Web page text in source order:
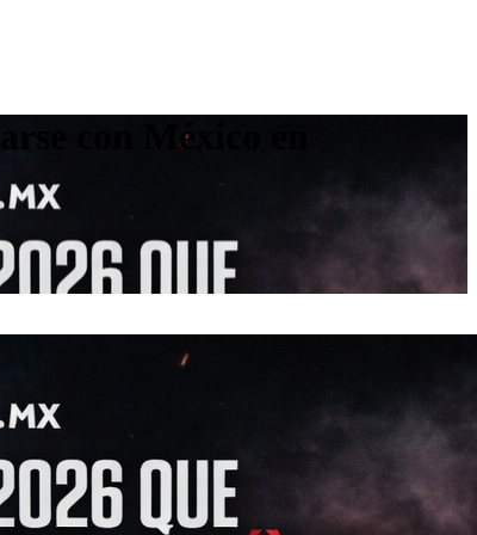
con México en